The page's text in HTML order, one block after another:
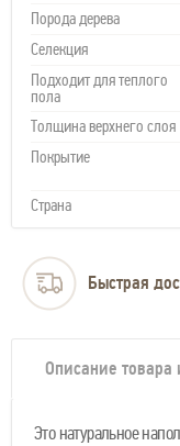
Порода дерева
Селекция
Подходит для теплого
пола
Толщина верхнего слоя
Покрытие
Страна
Быстрая
Описание товара
Это натуральное